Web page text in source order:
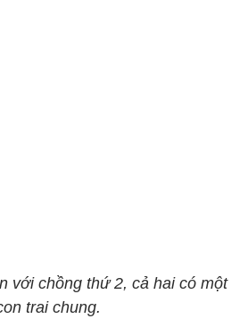
với chồng thứ 2, cả hai có một
trai chung.